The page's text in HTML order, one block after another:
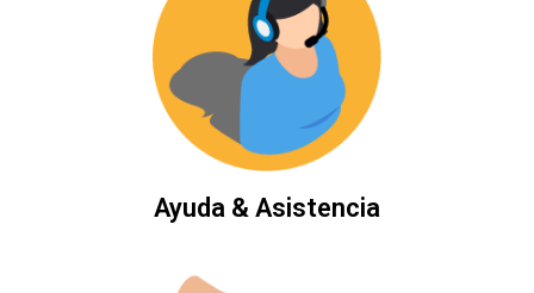
Ayuda & Asistencia